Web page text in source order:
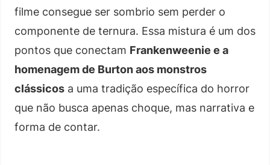
filme consegue ser sombrio sem perder o
componente de ternura. Essa mistura é um dos
pontos que conectam Frankenweenie e a
homenagem de Burton aos monstros
clássicos a uma tradição específica do horror
que não busca apenas choque, mas narrativa e
forma de contar.